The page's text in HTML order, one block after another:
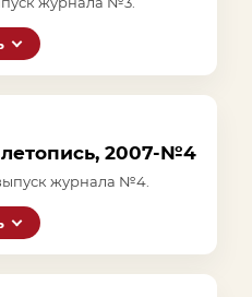
2007-№4
журнала №4.